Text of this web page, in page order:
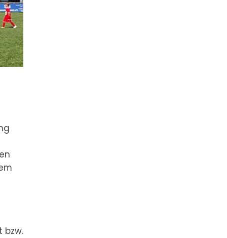
bzw.